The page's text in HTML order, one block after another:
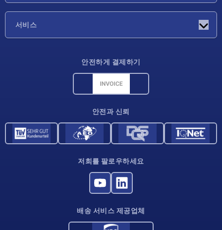
서비스
안전하게 결제하기
안전과 신뢰
저희를 팔로우하세요
배송 서비스 제공업체